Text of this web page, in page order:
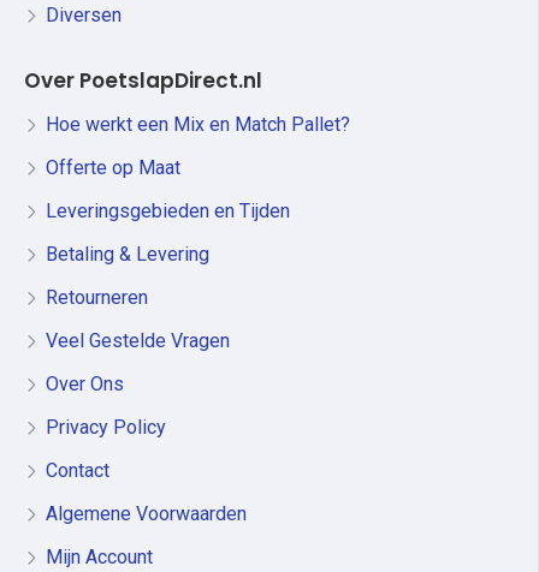
Diversen
Over PoetslapDirect.nl
Hoe werkt een Mix en Match Pallet?
Offerte op Maat
Leveringsgebieden en Tijden
Betaling & Levering
Retourneren
Veel Gestelde Vragen
Over Ons
Privacy Policy
Contact
Algemene Voorwaarden
Mijn Account